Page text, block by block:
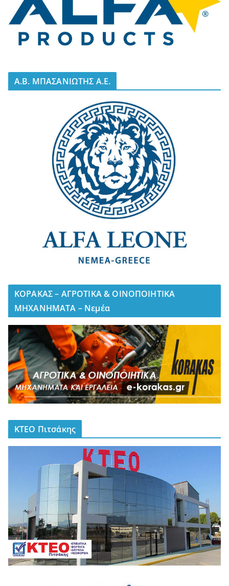
A.B. ΜΠΑΣΑΝΙΩΤΗΣ Α.Ε.
ΚΟΡΑΚΑΣ – ΑΓΡΟΤΙΚΑ & ΟΙΝΟΠΟΙΗΤΙΚΑ
ΜΗΧΑΝΗΜΑΤΑ – Νεμέα
ΚΤΕΟ Πιτσάκης